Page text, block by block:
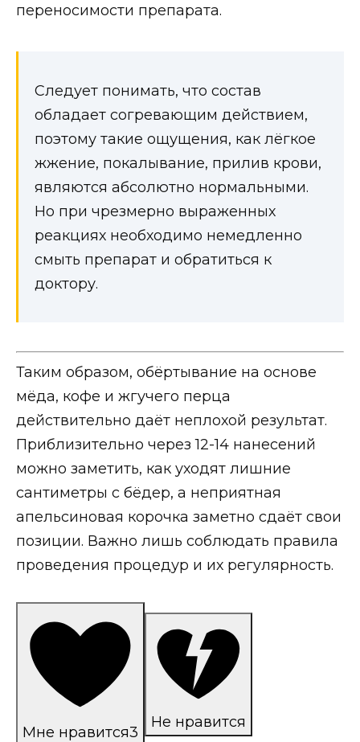
переносимости препарата.
Следует понимать, что состав
обладает согревающим действием,
поэтому такие ощущения, как лёгкое
жжение, покалывание, прилив крови,
являются абсолютно нормальными.
Но при чрезмерно выраженных
реакциях необходимо немедленно
смыть препарат и обратиться к
доктору.
Таким образом, обёртывание на основе
мёда, кофе и жгучего перца
действительно даёт неплохой результат.
Приблизительно через 12-14 нанесений
можно заметить, как уходят лишние
сантиметры с бёдер, а неприятная
апельсиновая корочка заметно сдаёт свои
позиции. Важно лишь соблюдать правила
проведения процедур и их регулярность.
Мне нравится3
Не нравится